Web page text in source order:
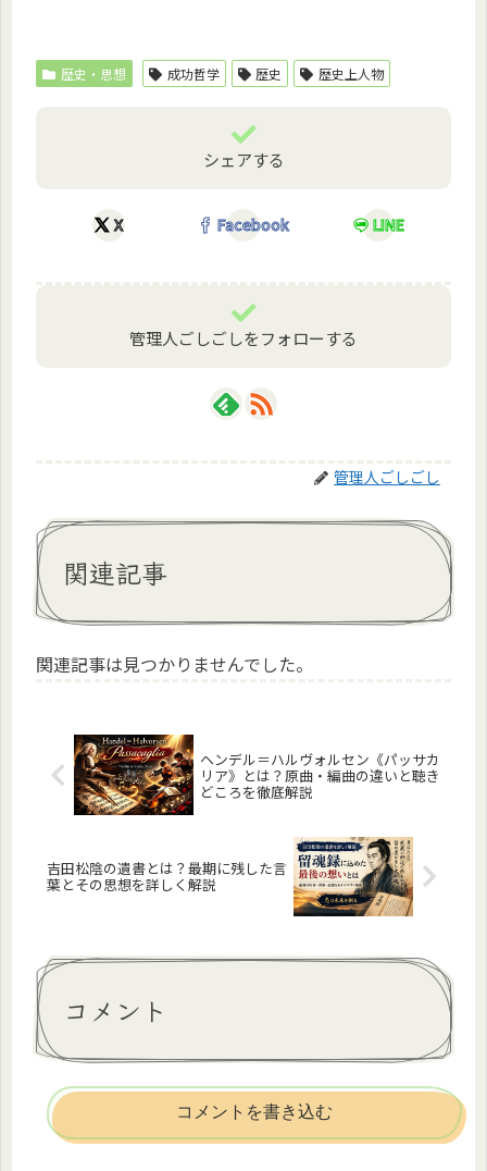
歴史・思想 成功哲学 歴史 歴史上人物
シェアする
X Facebook LINE
管理人ごしごしをフォローする
管理人ごしごし
関連記事
関連記事は見つかりませんでした。
ヘンデル＝ハルヴォルセン《パッサカ
リア》とは？原曲・編曲の違いと聴き
どころを徹底解説
吉田松陰の遺書とは？最期に残した言
葉とその思想を詳しく解説
コメント
コメントを書き込む